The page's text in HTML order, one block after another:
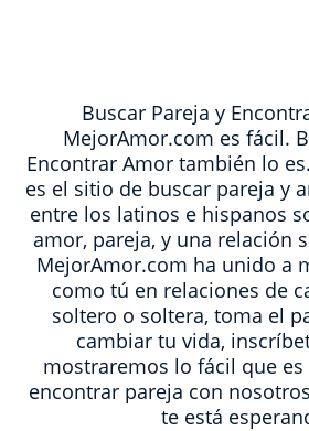
Buscar Pareja y
MejorAmor.com es fácil.
Encontrar Amor también lo
es el sitio de buscar pareja y
entre los latinos e hispanos
amor, pareja, y una relación
MejorAmor.com ha unido a
como tú en relaciones de
soltero o soltera, toma el
cambiar tu vida,
mostraremos lo fácil que
encontrar pareja con
te está